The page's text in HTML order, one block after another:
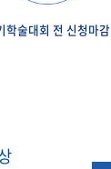
학술대회 전 신청마감